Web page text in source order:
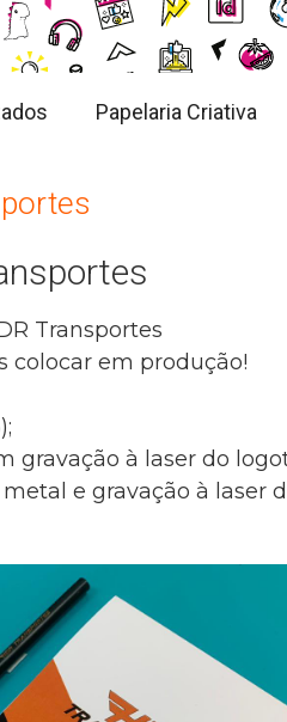
Papelaria Criativa
Transportes
colocar em produção!
gravação à laser do
e gravação à laser